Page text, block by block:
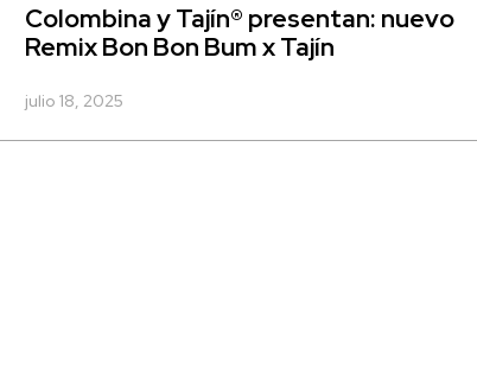
Colombina y Tajín® presentan: nuevo
Remix Bon Bon Bum x Tajín
julio 18, 2025